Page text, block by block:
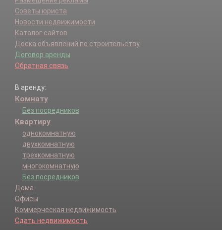
Советы юриста
Новости недвижимости
Каталог сайтов
Доска объявлений по строительству
Договор аренды
Обратная связь
В аренду:
Комнату
Без посредников
Квартиру
однокомнатную
двухкомнатную
трехкомнатную
многокомнатную
Без посредников
Дома
Офисы
Коммерческая недвижимость
Сдать недвижимость